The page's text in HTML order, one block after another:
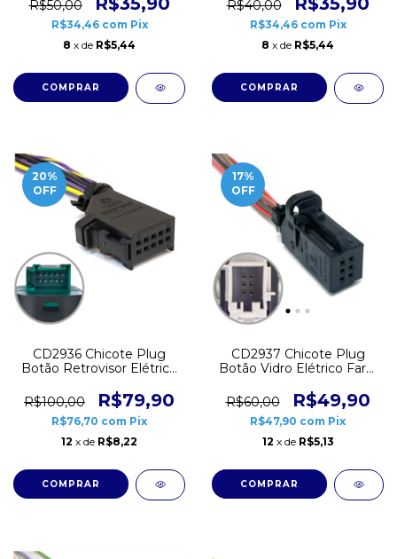
R$50,00
R$34,46 com Pix
8 x de R$5,44
R$40,00
R$34,46 com Pix
8 x de R$5,44
20%
OFF
CD2936 Chicote Plug
Botão Retrovisor Elétrico
Passat 10 vias
R$100,00 R$79,90
R$76,70 com Pix
12 x de R$8,22
17%
OFF
CD2937 Chicote Plug
Botão Vidro Elétrico Farol
Conector 6 vias
R$60,00 R$49,90
R$47,90 com Pix
12 x de R$5,13